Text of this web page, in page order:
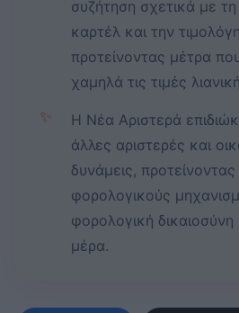
συζήτηση σχετικά με τη
καρτέλ και την
προτείνοντας μέτρα
χαμηλά τις τιμές
✨
Η Νέα Αριστερά
άλλες αριστερές και
δυνάμεις,
φορολογικούς
φορολογική
μέρα.